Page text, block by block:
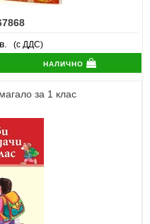
(с ДДС)
налично
за 1 клас